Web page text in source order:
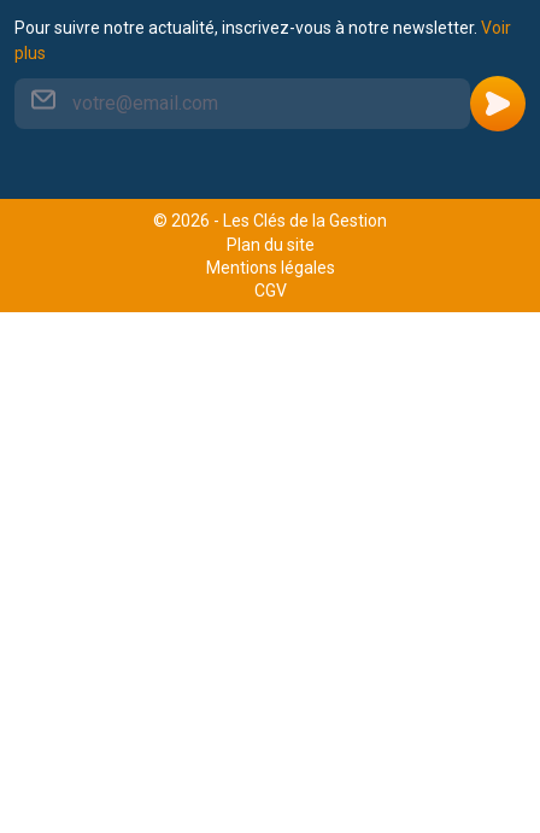
Pour suivre notre actualité, inscrivez-vous à notre newsletter. Voir
plus
© 2026 - Les Clés de la Gestion
Plan du site
Mentions légales
CGV